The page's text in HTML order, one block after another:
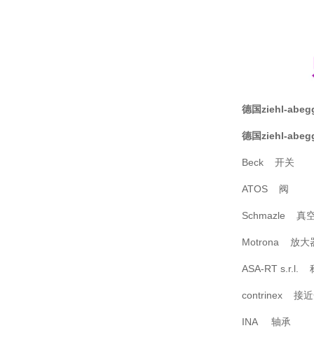
德国ziehl-
德国ziehl-
Beck 开关
ATOS 阀
Schmazle 真
Motrona 放大
ASA-RT s.r.l.
contrinex 接近
INA 轴承